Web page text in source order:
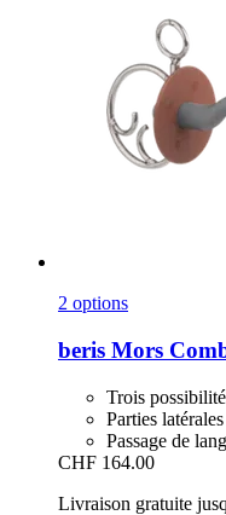
2 options
beris Mors
Trois
Parties
Passage de
CHF 164.00
Livraison gratuite